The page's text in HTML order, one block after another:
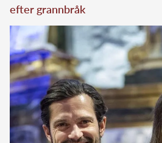
efter grannbråk